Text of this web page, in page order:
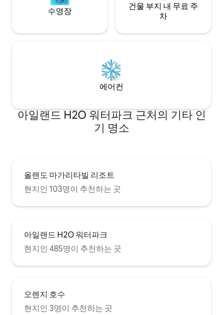
수영장
건물 부지 내 무료 주
차
에어컨
아일랜드 H2O 워터파크 근처의 기타 인
기 명소
올랜도 마가리타빌 리조트
현지인 103명이 추천하는 곳
아일랜드 H2O 워터파크
현지인 485명이 추천하는 곳
오렌지 호수
현지인 3명이 추천하는 곳